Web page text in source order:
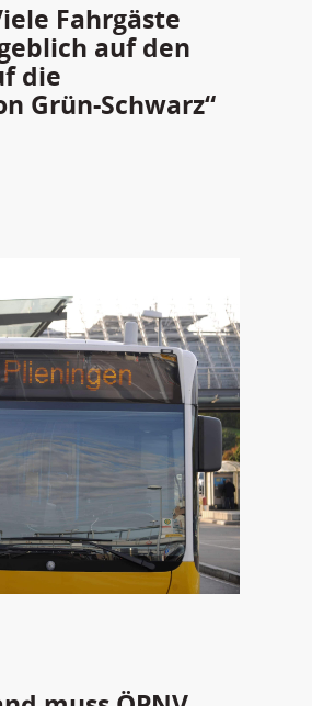
Fahrgäste
auf den
die
Grün-Schwarz“